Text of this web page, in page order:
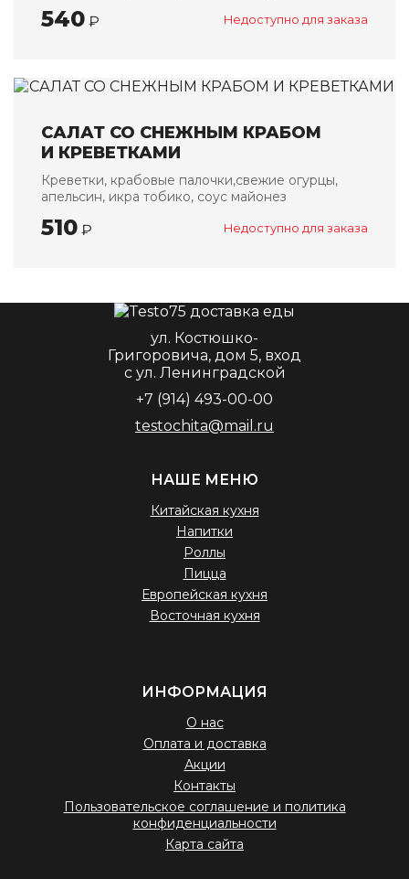
540 ₽ Недоступно для заказа
САЛАТ СО СНЕЖНЫМ КРАБОМ
И КРЕВЕТКАМИ
Креветки, крабовые палочки,свежие огурцы,
апельсин, икра тобико, соус майонез
510 ₽ Недоступно для заказа
ул. Костюшко-
Григоровича, дом 5, вход
с ул. Ленинградской
+7 (914) 493-00-00
testochita@mail.ru
НАШЕ МЕНЮ
Китайская кухня
Напитки
Роллы
Пицца
Европейская кухня
Восточная кухня
ИНФОРМАЦИЯ
О нас
Оплата и доставка
Акции
Контакты
Пользовательское соглашение и политика
конфиденциальности
Карта сайта